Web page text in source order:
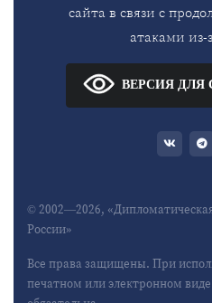
сайта в связи с
атаками из-
ВЕРСИЯ
© 2002—2026,
России»
Все права защищены. При
печатном или электронном